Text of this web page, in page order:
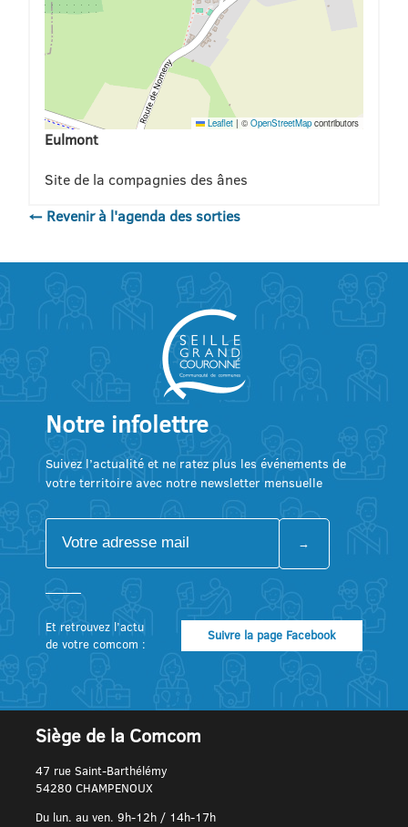
Leaflet | ©OpenStreetMap contributors
Eulmont
Site de la compagnies des ânes
← Revenir à l'agenda des sorties
Notre infolettre
Suivez l’actualité et ne ratez plus les événements de
votre territoire avec notre newsletter mensuelle
Et retrouvez l’actu
de votre comcom :
Suivre la page Facebook
Siège de la Comcom
47 rue Saint-Barthélémy
54280 CHAMPENOUX
Du lun. au ven. 9h-12h / 14h-17h